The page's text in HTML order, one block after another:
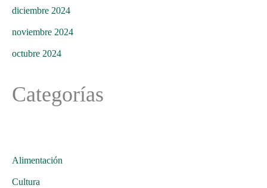
diciembre 2024
noviembre 2024
octubre 2024
Categorías
Alimentación
Cultura